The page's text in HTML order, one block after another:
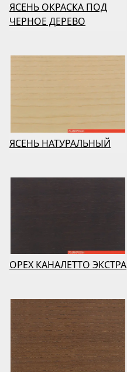
ЯСЕНЬ ОКРАСКА ПОД
ЧЕРНОЕ ДЕРЕВО
ЯСЕНЬ НАТУРАЛЬНЫЙ
ОРЕХ КАНАЛЕТТО ЭКСТРА